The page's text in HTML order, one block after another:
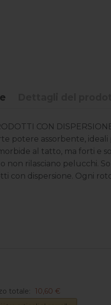
CON
potere assorbente,
al tatto, ma forti
rilasciano pelucchi.
con dispersione. Ogni
totale: 10,60 €